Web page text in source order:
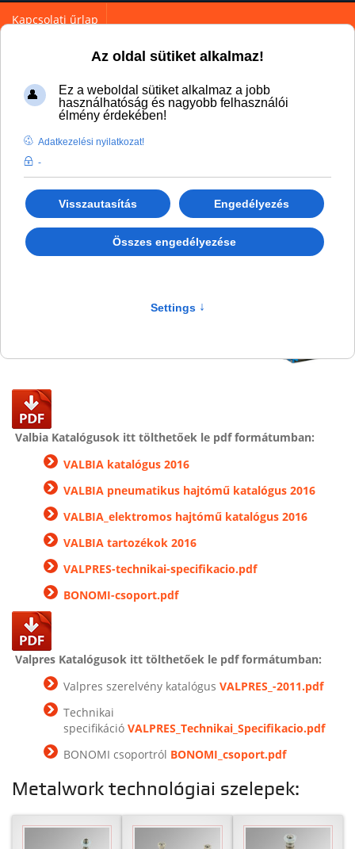
Az oldal sütiket alkalmaz!
Ez a weboldal sütiket alkalmaz a jobb
használhatóság és nagyobb felhasználói
élmény érdekében!
Adatkezelési nyilatkozat!
-
Visszautasítás Engedélyezés
Összes engedélyezése
Settings ↑
Kapcsolati űrlap
You are here:
Valbia-new
Valbia Katalógusok itt tölthetőek le pdf formátumban:
VALBIA katalógus 2016
VALBIA pneumatikus hajtómű katalógus 2016
VALBIA_elektromos hajtómű katalógus 2016
VALBIA tartozékok 2016
VALPRES-technikai-specifikacio.pdf
BONOMI-csoport.pdf
Valpres Katalógusok itt tölthetőek le pdf formátumban:
Valpres szerelvény katalógus VALPRES_-2011.pdf
Technikai
specifikáció VALPRES_Technikai_Specifikacio.pdf
BONOMI csoportról BONOMI_csoport.pdf
Metalwork technológiai szelepek: